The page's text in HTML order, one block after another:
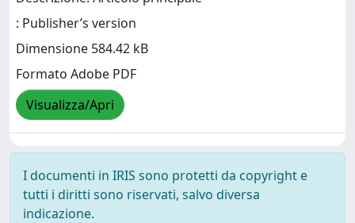
: Publisher’s version
Dimensione 584.42 kB
Formato Adobe PDF
Visualizza/Apri
I documenti in IRIS sono protetti da copyright e
tutti i diritti sono riservati, salvo diversa
indicazione.